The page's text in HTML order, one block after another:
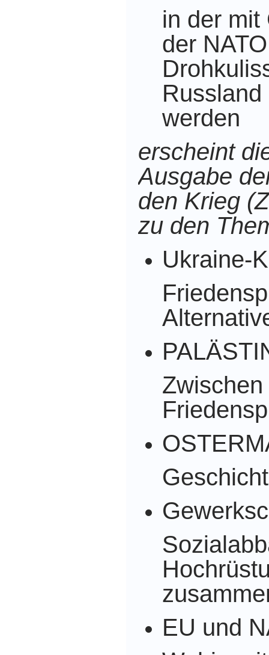
in der mit
der
werden
erscheint
Ausgabe
den Krieg
zu den
Ukraine-
EU und